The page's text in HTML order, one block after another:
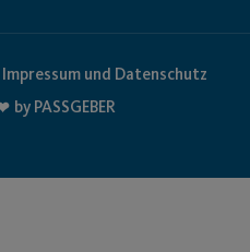
und Datenschutz
by PASSGEBER